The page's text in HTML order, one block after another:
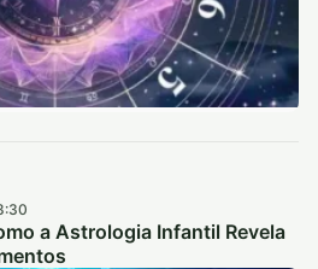
a Astrologia Infantil Revela